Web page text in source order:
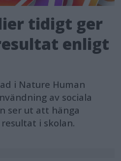
tidigt ger
enligt
i Nature Human
av sociala
ser ut att hänga
i skolan.